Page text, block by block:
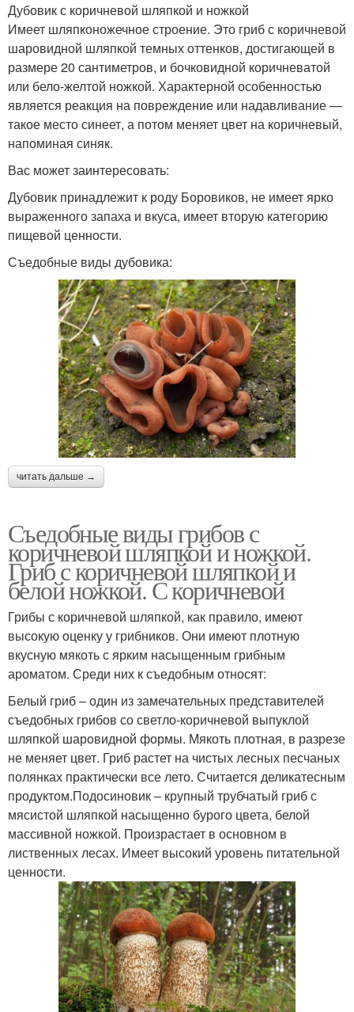
Дубовик с коричневой шляпкой и ножкой
Имеет шляпконожечное строение. Это гриб с коричневой
шаровидной шляпкой темных оттенков, достигающей в
размере 20 сантиметров, и бочковидной коричневатой
или бело-желтой ножкой. Характерной особенностью
является реакция на повреждение или надавливание —
такое место синеет, а потом меняет цвет на коричневый,
напоминая синяк.
Вас может заинтересовать:
Дубовик принадлежит к роду Боровиков, не имеет ярко
выраженного запаха и вкуса, имеет вторую категорию
пищевой ценности.
Съедобные виды дубовика:
читать дальше →
Съедобные виды грибов с
коричневой шляпкой и ножкой.
Гриб с коричневой шляпкой и
белой ножкой. С коричневой
Грибы с коричневой шляпкой, как правило, имеют
высокую оценку у грибников. Они имеют плотную
вкусную мякоть с ярким насыщенным грибным
ароматом. Среди них к съедобным относят:
Белый гриб – один из замечательных представителей
съедобных грибов со светло-коричневой выпуклой
шляпкой шаровидной формы. Мякоть плотная, в разрезе
не меняет цвет. Гриб растет на чистых лесных песчаных
полянках практически все лето. Считается деликатесным
продуктом.Подосиновик – крупный трубчатый гриб с
мясистой шляпкой насыщенно бурого цвета, белой
массивной ножкой. Произрастает в основном в
лиственных лесах. Имеет высокий уровень питательной
ценности.